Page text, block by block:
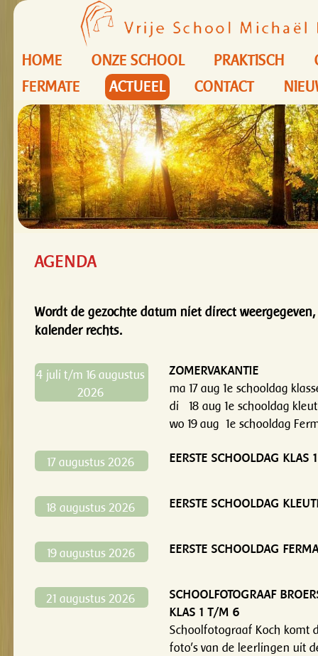
HOME ONZE SCHOOL PRAKTISCH
FERMATE
ACTUEEL CONTACT
AGENDA
Wordt de gezochte datum niet direct
kalender rechts.
4 juli t/m 16 augustus
2026
ZOMERVAKANTIE
ma 17 aug 1e schooldag
di 18 aug 1e schooldag
wo 19 aug 1e schooldag
17 augustus 2026 EERSTE SCHOOLDAG KLAS
18 augustus 2026 EERSTE SCHOOLDAG
19 augustus 2026 EERSTE SCHOOLDAG
21 augustus 2026
SCHOOLFOTOGRAAF
KLAS 1 T/M 6
Schoolfotograaf Koch komt
foto's van de leerlingen uit